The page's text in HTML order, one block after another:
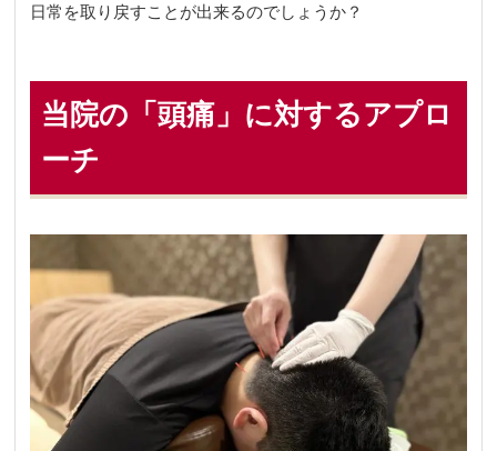
日常を取り戻すことが出来るのでしょうか？
当院の「頭痛」に対するアプロ
ーチ